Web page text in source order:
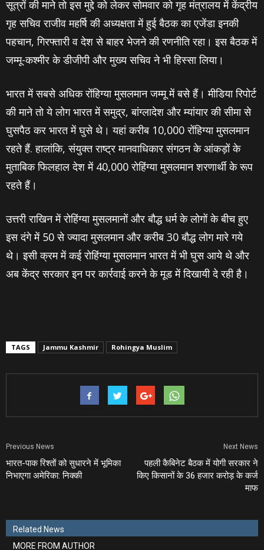
सूत्रों की माने तो इस मुद्दे को लेकर सोमवार को गृह मंत्रालय में केंद्रीय
गृह सचिव राजीव महर्षि की अध्यक्षता में हुई बैठक का एजेंडा इनकी
पहचान, गिरफ्तारी व देश से बाहर भेजने की रणनीति रहा। इस बैठक में
जम्मू-कश्मीर के डीजीपी और मुख्य सचिव ने भी हिस्सा लिया।
भारत में सबसे अधिक रोंहिग्या मुसलमान जम्मू में बसे हैं। मीडिया रिपोर्ट
की माने तो ये लोग भारत में समुद्र, बांग्लादेश और म्यांयार की सीमा से
घुसपैठ कर भारत में घुसे थे। यहां करीब 10,000 रोंहिग्या मुसलमान
रहते हैं. हालांकि, संयुक्त राष्ट्र मानवाधिकार संगठन के आंकड़ों के
मुताबिक फिलहाल देश में 40,000 रोहिंग्या मुसलमान शरणार्थी के रूप
रहते हैं।
उत्तरी राखिन में रोहिंग्या मुसलमानों और बौद्ध धर्म के लोगों के बीच हुए
इस दंगे में 50 से ज्यादा मुसलमान और करीब 30 बौद्ध लोग मारे गये
थे। इसी क्रम में कई रोहिंग्या मुसलमान भारत में भी घुस आये थे और
अब केंद्र सरकार इन पर कार्रवाई करने के मूड में दिखायी दे रही है।
TAGS Jammu Kashmir Rohingya Muslim
Previous News
भारत-पाक रिश्‍तों को सुधारने में भूमिका
निभाएगा अमेरिका: निक्‍की
Next News
पहली कैबिनेट बैठक में योगी सरकार ने
किए किसानों के 36 हजार करोड़ के कर्ज
माफ
Related News
MORE FROM AUTHOR